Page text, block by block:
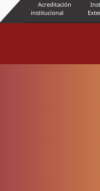
Acreditación
institucional